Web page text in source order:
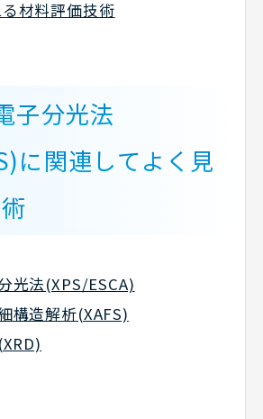
材料評価技術
子分光法
に関連してよく見
光法(XPS/ESCA)
構造解析(XAFS)